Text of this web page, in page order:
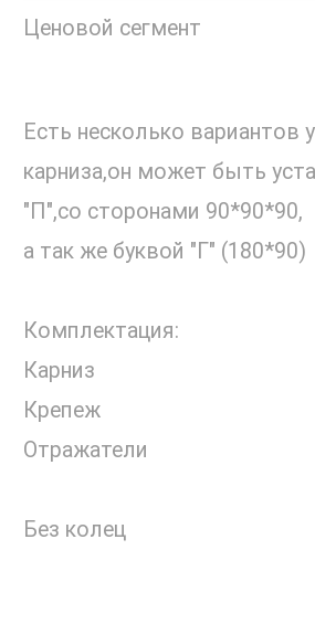
Ценовой сегмент
Есть несколько вариантов
карниза,он может быть
"П",со сторонами 90*90*90,
а так же буквой "Г" (180*90)
Комплектация:
Карниз
Крепеж
Отражатели
Без колец